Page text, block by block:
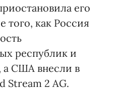
его
того, как Россия
республик и
а США внесли в
Stream 2 AG.